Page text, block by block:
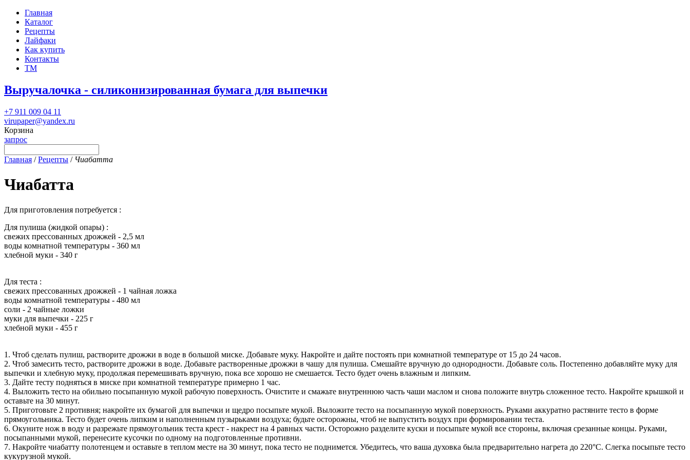
Главная
Каталог
Рецепты
Лайфаки
Как купить
Контакты
ТМ
Выручалочка - силиконизированная бумага для выпечки
+7 911 009 04 11
virupaper@yandex.ru
Корзина
запрос
Главная /Рецепты / Чиабатта
Чиабатта
Для приготовления потребуется :
Для пулиша (жидкой опары) :
свежих прессованных дрожжей - 2,5 мл
воды комнатной температуры - 360 мл
хлебной муки - 340 г
Для теста :
свежих прессованных дрожжей - 1 чайная ложка
воды комнатной температуры - 480 мл
соли - 2 чайные ложки
муки для выпечки - 225 г
хлебной муки - 455 г
1. Чтоб сделать пулиш, растворите дрожжи в воде в большой миске. Добавьте муку. Накройте и дайте постоять при комнатной температуре от 15 до 24 часов.
2. Чтоб замесить тесто, растворите дрожжи в воде. Добавьте растворенные дрожжи в чашу для пулиша. Смешайте вручную до однородности. Добавьте соль. Постепенно добавляйте муку для
выпечки и хлебную муку, продолжая перемешивать вручную, пока все хорошо не смешается. Тесто будет очень влажным и липким.
3. Дайте тесту подняться в миске при комнатной температуре примерно 1 час.
4. Выложить тесто на обильно посыпанную мукой рабочую поверхность. Очистите и смажьте внутреннюю часть чаши маслом и снова положите внутрь сложенное тесто. Накройте крышкой и
оставьте на 30 минут.
5. Приготовьте 2 противня; накройте их бумагой для выпечки и щедро посыпьте мукой. Выложите тесто на посыпанную мукой поверхность. Руками аккуратно растяните тесто в форме
прямоугольника. Тесто будет очень липким и наполненным пузырьками воздуха; будьте осторожны, чтоб не выпустить воздух при формировании теста.
6. Окуните нож в воду и разрежьте прямоугольник теста крест - накрест на 4 равных части. Осторожно разделите куски и посыпьте мукой все стороны, включая срезанные концы. Руками,
посыпанными мукой, перенесите кусочки по одному на подготовленные противни.
7. Накройте чиабатту полотенцем и оставьте в теплом месте на 30 минут, пока тесто не поднимется. Убедитесь, что ваша духовка была предварительно нагрета до 220°C. Слегка посыпьте тесто
кукурузной мукой.